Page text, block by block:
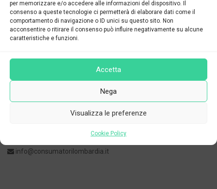
per memorizzare e/o accedere alle informazioni del dispositivo. Il
consenso a queste tecnologie ci permetterà di elaborare dati come il
comportamento di navigazione o ID unici su questo sito. Non
acconsentire o ritirare il consenso può influire negativamente su alcune
caratteristiche e funzioni.
Accetta
Nega
Visualizza le preferenze
Cookie Policy
FASCICOLO SANITARIO ELETTRONICO:
SUL SITO DEL GARANTE PRIVACY LE FAQ
AGGIORNATE
info@consumatorilombardia.it